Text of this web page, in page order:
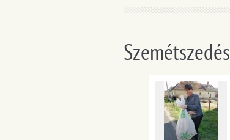
Szemétszedés